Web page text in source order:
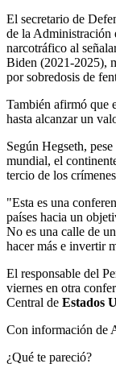
El secretario de
de la Administración
narcotráfico al
Biden (2021-2025),
por sobredosis de
También afirmó que
hasta alcanzar un
Según Hegseth,
mundial, el
tercio de los
"Esta es una
países hacia un
No es una calle de
hacer más e invertir
El responsable del
viernes en otra
Central de Estados
Con información de
¿Qué te pareció?